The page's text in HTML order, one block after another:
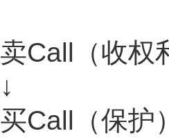
卖Call（收权
↓
买Call（保护）